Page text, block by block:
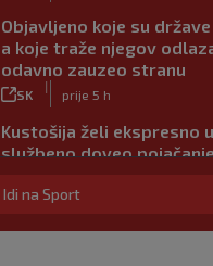
Objavljeno koje su
a koje traže njegov
odavno zauzeo stranu
SK
|
prije 5 h
Kustošija želi ekspresno
službeno doveo
Tomiyasu se vraća u
postat će suigrač bivšeg
Idi na Sport